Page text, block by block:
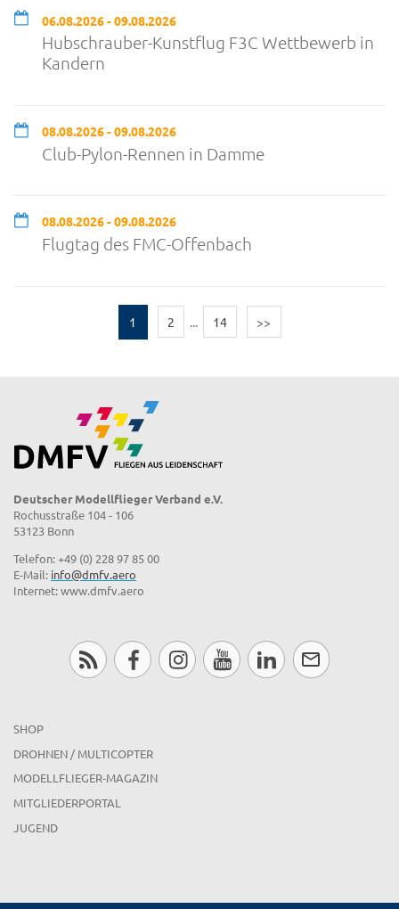
06.08.2026 - 09.08.2026
Hubschrauber-Kunstflug F3C Wettbewerb in
Kandern
08.08.2026 - 09.08.2026
Club-Pylon-Rennen in Damme
08.08.2026 - 09.08.2026
Flugtag des FMC-Offenbach
1 2 ... 14 >>
Deutscher Modellflieger Verband e.V.
Rochusstraße 104 - 106
53123 Bonn
Telefon: +49 (0) 228 97 85 00
E-Mail: info@dmfv.aero
Internet: www.dmfv.aero
SHOP
DROHNEN / MULTICOPTER
MODELLFLIEGER-MAGAZIN
MITGLIEDERPORTAL
JUGEND